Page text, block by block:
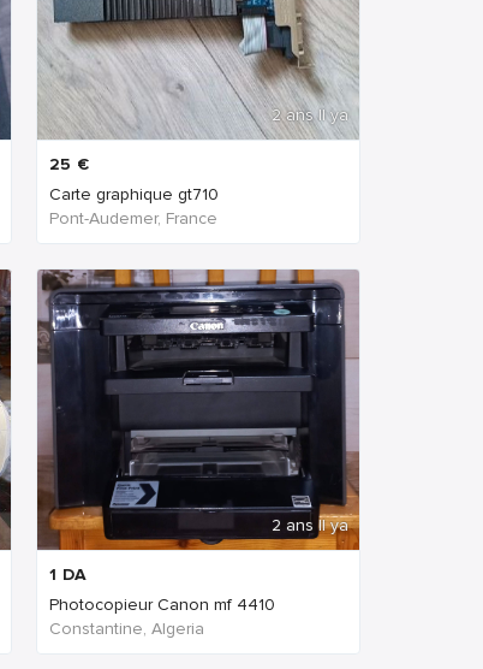
2 ans Il ya
25 €
Carte graphique gt710
Pont-Audemer, France
2 ans Il ya
1 DA
Photocopieur Canon mf 4410
Constantine, Algeria